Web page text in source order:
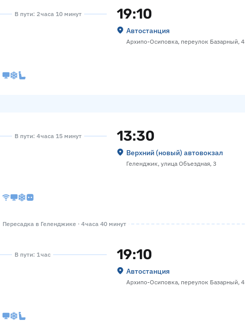
В пути: 2 часа 10 минут 19:10
Автостанция
Архипо-Осиповка, переулок Базарный, 4
В пути: 4 часа 15 минут 13:30
Верхний (новый) автовокзал
Геленджик, улица Объездная, 3
Пересадка в Геленджике · 4 часа 40 минут
В пути: 1 час 19:10
Автостанция
Архипо-Осиповка, переулок Базарный, 4